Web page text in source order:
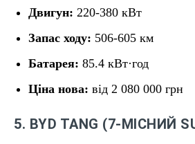
Двигун: 220-380 кВт
Запас ходу: 506-605 км
Батарея: 85.4 кВт·год
Ціна нова: від 2 080 000 грн
5. BYD TANG (7-МІСНИЙ